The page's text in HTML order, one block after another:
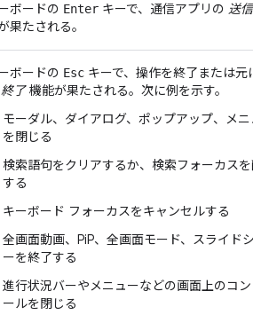
ボードの Enter キーで、通信アプリの 送信
果たされる。
ボードの Esc キーで、操作を終了または元
終了機能が果たされる。次に例を示す。
モーダル、ダイアログ、ポップアップ、メニ
を閉じる
検索語句をクリアするか、検索フォーカス
する
キーボード フォーカスをキャンセルする
全画面動画、PiP、全画面モード、スライド
ーを終了する
進行状況バーやメニューなどの画面上のコン
ールを閉じる